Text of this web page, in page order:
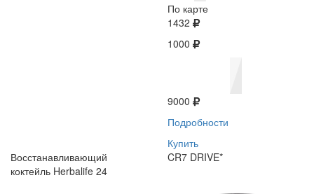
По карте
1432
1000
9000
Подробности
Купить
Восстанавливающий
коктейль Herbalife 24
CR7 DRIVE*